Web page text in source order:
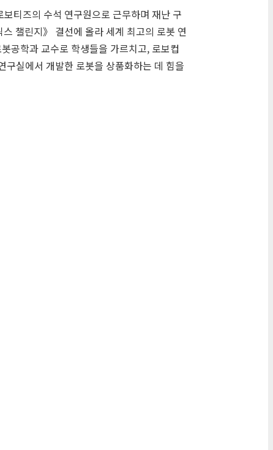
티즈의 수석 연구원으로 근무하며 재난 구
챌린지》 결선에 올라 세계 최고의 로봇 연
공학과 교수로 학생들을 가르치고, 로보컵
구실에서 개발한 로봇을 상품화하는 데 힘을